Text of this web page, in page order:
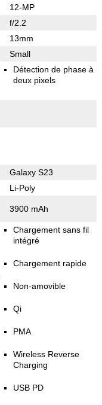
12-MP
f/2.2
13mm
Small
Détection de phase à
deux pixels
Galaxy S23
Li-Poly
3900 mAh
Chargement sans fil
intégré
Chargement rapide
Non-amovible
Qi
PMA
Wireless Reverse
Charging
USB PD